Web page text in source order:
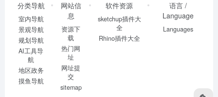
分类导航
室内导航
景观导航
规划导航
AI工具导
航
地区政务
摸鱼导航
网站信
息
资源下
载
热门网
址
网址提
交
sitemap
软件资源
sketchup插件大
全
Rhino插件大全
语言 /
Language
Languages